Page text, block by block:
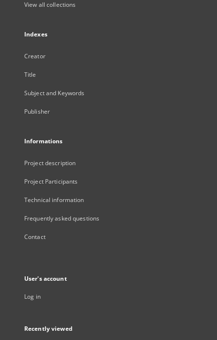
View all collections
Indexes
Creator
Title
Subject and Keywords
Publisher
Informations
Project description
Project Participants
Technical information
Frequently asked questions
Contact
User's account
Log in
Recently viewed